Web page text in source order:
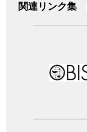
関連リンク集